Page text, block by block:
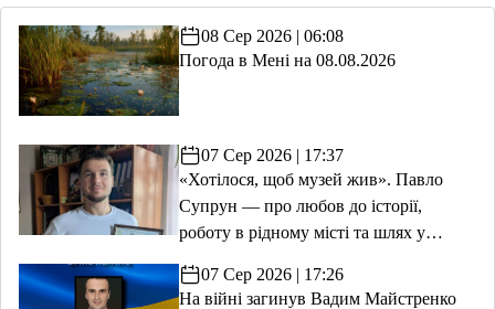
08 Сер 2026 | 06:08
Погода в Мені на 08.08.2026
07 Сер 2026 | 17:37
«Хотілося, щоб музей жив». Павло
Супрун — про любов до історії,
роботу в рідному місті та шлях у
07 Сер 2026 | 17:26
На війні загинув Вадим Майстренко